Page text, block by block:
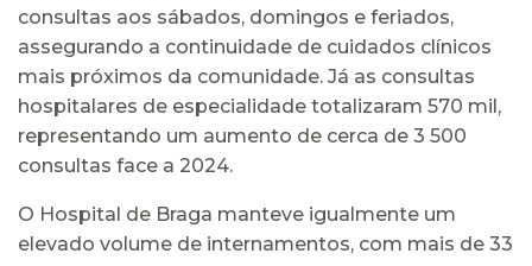
consultas aos sábados, domingos e feriados,
assegurando a continuidade de cuidados clínicos
mais próximos da comunidade. Já as consultas
hospitalares de especialidade totalizaram 570 mil,
representando um aumento de cerca de 3 500
consultas face a 2024.
O Hospital de Braga manteve igualmente um
elevado volume de internamentos, com mais de 33